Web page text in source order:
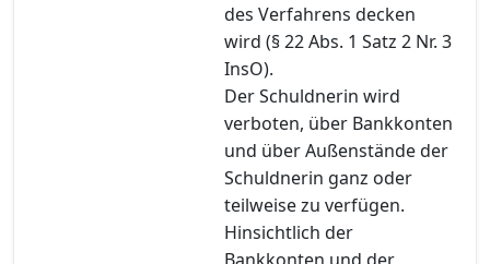
des Verfahrens decken
wird (§ 22 Abs. 1 Satz 2 Nr. 3
InsO).
Der Schuldnerin wird
verboten, über Bankkonten
und über Außenstände der
Schuldnerin ganz oder
teilweise zu verfügen.
Hinsichtlich der